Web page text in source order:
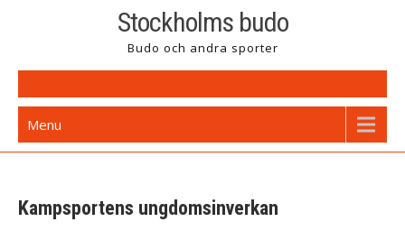
Stockholms budo
Budo och andra sporter
Menu
Kampsportens ungdomsinverkan